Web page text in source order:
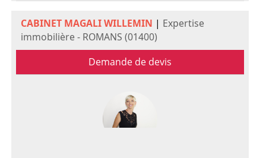
CABINET MAGALI WILLEMIN | Expertise
immobilière - ROMANS (01400)
Demande de devis